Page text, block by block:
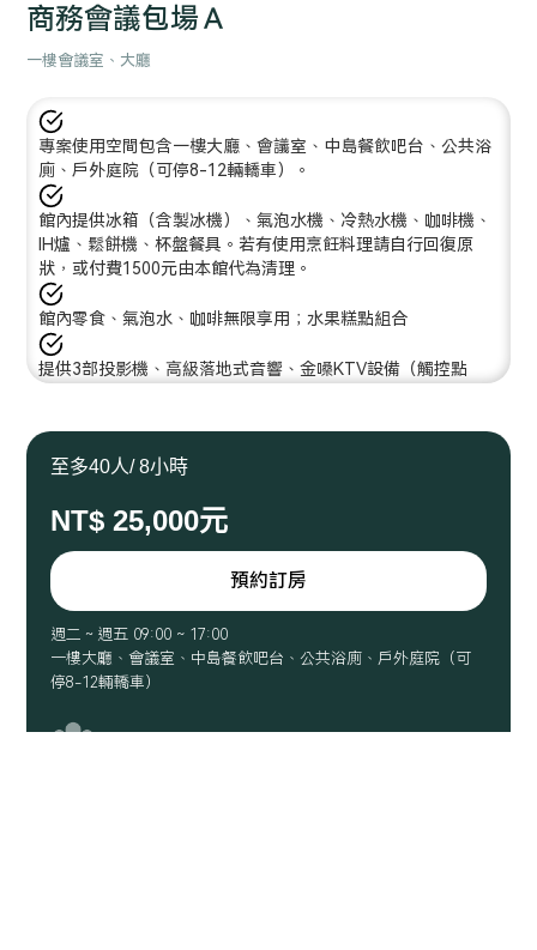
商務會議包場Ａ
一樓會議室、大廳
專案使用空間包含一樓大廳、會議室、中島餐飲吧台、公共浴
廁、戶外庭院（可停8-12輛轎車）。
館內提供冰箱（含製冰機）、氣泡水機、冷熱水機、咖啡機、
IH爐、鬆餅機、杯盤餐具。若有使用烹飪料理請自行回復原
狀，或付費1500元由本館代為清理。
館內零食、氣泡水、咖啡無限享用；水果糕點組合
提供3部投影機、高級落地式音響、金嗓KTV設備（觸控點
咖啡入門課程
[選購] 專車往返接送、周邊景點優惠加購（烏來溫泉、內洞遊
為維護會館顧客的權益，全館(包含陽臺) 禁止吸煙，違者加收
NT$3,000客房清潔費用。
至多40人/ 8小時
NT$ 25,000元
預約訂房
週二～週五 09:00 ~ 17:00
一樓大廳、會議室、中島餐飲吧台、公共浴廁、戶外庭院（可
停8-12輛轎車）